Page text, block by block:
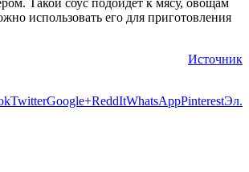
использовать его для приготовления
Источник
TwitterGoogle+ReddItWhatsAppPinterestЭл.